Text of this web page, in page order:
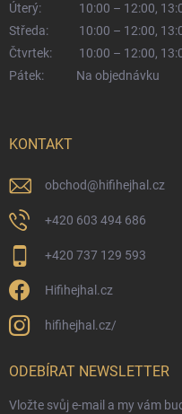
Úterý:
10:00 – 12:00,
Středa:
10:00 – 12:00,
Čtvrtek:
10:00 – 12:00,
Pátek:
Na objednávku
KONTAKT
obchod@hifihejhal.cz
+420 603 494 686
+420 737 129 593
Hifihejhal.cz
hifihejhal.cz/
ODEBÍRAT NEWSLETTER
Vložte svůj e-mail a my vám